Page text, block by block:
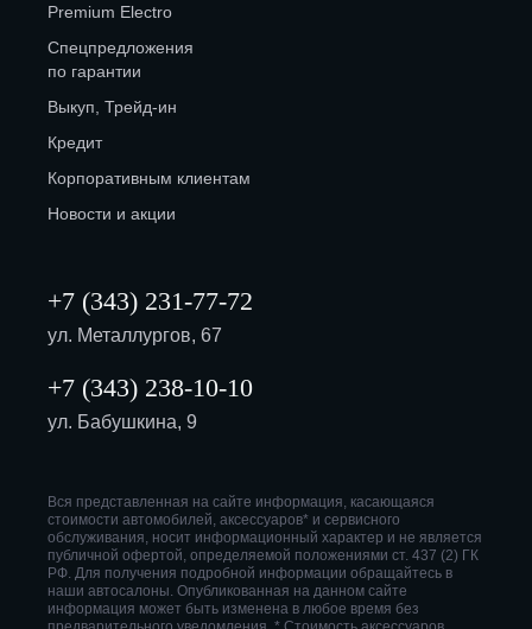
Premium Electro
Спецпредложения
по гарантии
Выкуп, Трейд-ин
Кредит
Корпоративным клиентам
Новости и акции
+7 (343) 231-77-72
ул. Металлургов, 67
+7 (343) 238-10-10
ул. Бабушкина, 9
Вся представленная на сайте информация, касающаяся
стоимости автомобилей, аксессуаров* и сервисного
обслуживания, носит информационный характер и не является
публичной офертой, определяемой положениями ст. 437 (2) ГК
РФ. Для получения подробной информации обращайтесь в
наши автосалоны. Опубликованная на данном сайте
информация может быть изменена в любое время без